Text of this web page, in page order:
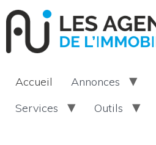
Accueil Annonces
Services
Outils